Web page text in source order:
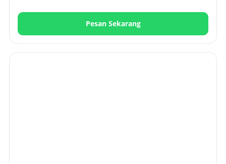
Pesan Sekarang